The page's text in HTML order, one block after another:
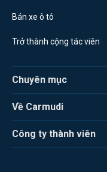
Bán xe ô tô
Trở thành cộng tác viên
Chuyên mục
Về Carmudi
Công ty thành viên